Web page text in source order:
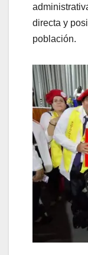
directa y
población.